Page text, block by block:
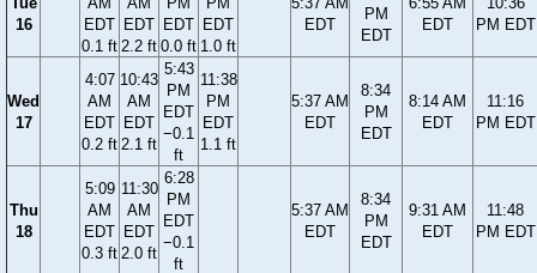
16
EDT
0.1 ft
EDT
2.2 ft
EDT
0.0 ft
EDT
1.0 ft
EDT
PM
EDT
EDT
PM EDT
Wed
17
4:07
AM
EDT
0.2 ft
10:43
AM
EDT
2.1 ft
5:43
PM
EDT
−0.1
ft
11:38
PM
EDT
1.1 ft
5:37 AM
EDT
8:34
PM
EDT
8:14 AM
EDT
11:16
PM EDT
Thu
18
5:09
AM
EDT
0.3 ft
11:30
AM
EDT
2.0 ft
6:28
PM
EDT
−0.1
ft
5:37 AM
EDT
8:34
PM
EDT
9:31 AM
EDT
11:48
PM EDT